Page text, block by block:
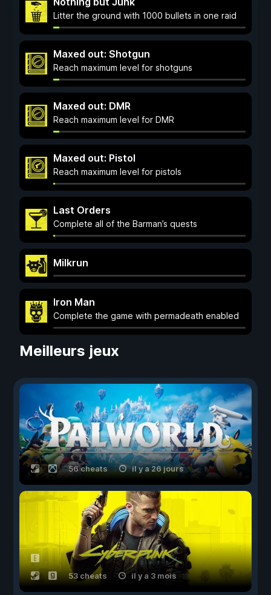
Litter the ground with 1000 bullets in one raid
Maxed out: Shotgun
Reach maximum level for shotguns
Maxed out: DMR
Reach maximum level for DMR
Maxed out: Pistol
Reach maximum level for pistols
Last Orders
Complete all of the Barman’s quests
Milkrun
Iron Man
Complete the game with permadeath enabled
Meilleurs jeux
56 cheats il y a 26 jours
53 cheats il y a 3 mois